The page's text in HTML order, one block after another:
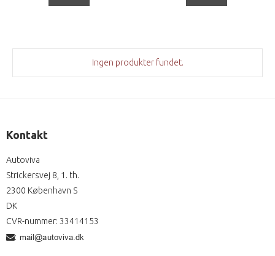
Ingen produkter fundet.
Kontakt
Autoviva
Strickersvej 8, 1. th.
2300 København S
DK
CVR-nummer: 33414153
: